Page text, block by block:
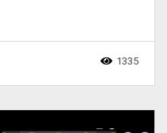
1335